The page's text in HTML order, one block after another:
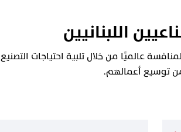
اللبنانيين
عالميًا من خلال تلبية احتياجات التصنيع
من توسيع أعمالهم.